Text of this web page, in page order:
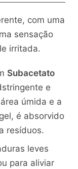
com uma
sensação
irritada.
Subacetato
e
úmida e a
é absorvido
resíduos.
leves
para aliviar